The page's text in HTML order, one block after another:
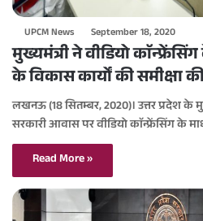
UPCM News September 18, 2020
मुख्यमंत्री ने वीडियो
के विकास कार्यों की समीक्षा
लखनऊ (18 सितम्बर, 2020)। उत्तर प्रदेश के
सरकारी आवास पर वीडियो काॅन्फ्रेंसिंग के
Read More »